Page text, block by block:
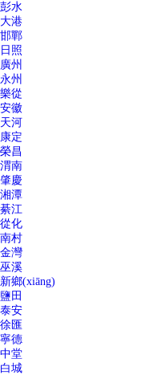
彭水
大港
邯鄲
日照
廣州
永州
樂從
安徽
天河
康定
榮昌
渭南
肇慶
湘潭
綦江
從化
南村
金灣
巫溪
新鄉(xiāng)
鹽田
泰安
徐匯
寧德
中堂
白城